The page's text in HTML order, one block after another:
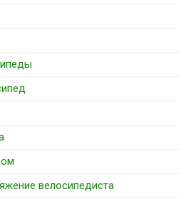
велосипедиста